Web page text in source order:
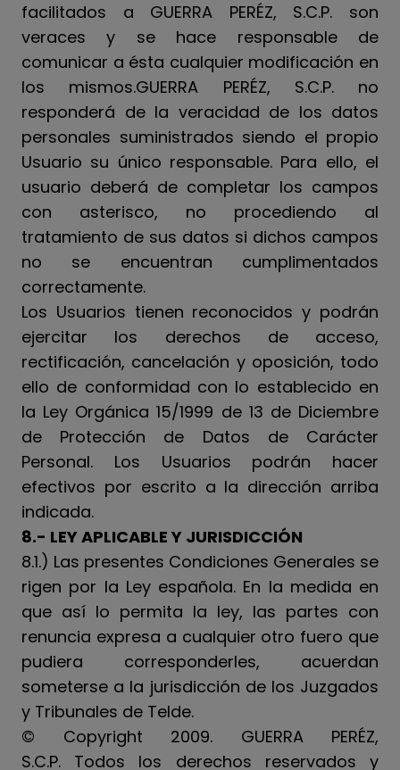
facilitados a GUERRA PERÉZ, S.C.P. son
veraces y se hace responsable de
comunicar a ésta cualquier modificación en
los mismos.GUERRA PERÉZ, S.C.P. no
responderá de la veracidad de los datos
personales suministrados siendo el propio
Usuario su único responsable. Para ello, el
usuario deberá de completar los campos
con asterisco, no procediendo al
tratamiento de sus datos si dichos campos
no se encuentran cumplimentados
correctamente.
Los Usuarios tienen reconocidos y podrán
ejercitar los derechos de acceso,
rectificación, cancelación y oposición, todo
ello de conformidad con lo establecido en
la Ley Orgánica 15/1999 de 13 de Diciembre
de Protección de Datos de Carácter
Personal. Los Usuarios podrán hacer
efectivos por escrito a la dirección arriba
indicada.
8.- LEY APLICABLE Y JURISDICCIÓN
8.1.) Las presentes Condiciones Generales se
rigen por la Ley española. En la medida en
que así lo permita la ley, las partes con
renuncia expresa a cualquier otro fuero que
pudiera corresponderles, acuerdan
someterse a la jurisdicción de los Juzgados
y Tribunales de Telde.
© Copyright 2009. GUERRA PERÉZ,
S.C.P. Todos los derechos reservados y